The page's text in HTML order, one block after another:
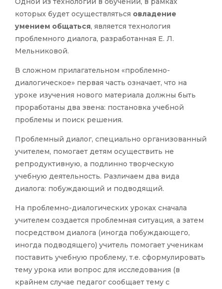
которых будет осуществляться овладение
умением общаться, является технология
проблемного диалога, разработанная Е. Л.
Мельниковой.
В сложном прилагательном «проблемно-
диалогическое» первая часть означает, что на
уроке изучения нового материала должны быть
проработаны два звена: постановка учебной
проблемы и поиск решения.
Проблемный диалог, специально организованный
учителем, помогает детям осуществить не
репродуктивную, а подлинно творческую
учебную деятельность. Различаем два вида
диалога: побуждающий и подводящий.
На проблемно-диалогических уроках сначала
учителем создается проблемная ситуация, а затем
посредством диалога (иногда побуждающего,
иногда подводящего) учитель помогает ученикам
поставить учебную проблему, т.е. сформулировать
тему урока или вопрос для исследования (в
крайнем случае педагог сообщает тему с